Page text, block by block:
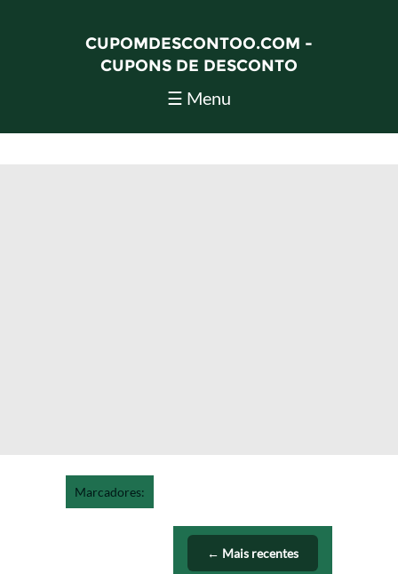
CUPOMDESCONTOO.COM -
CUPONS DE DESCONTO
☰ Menu
Marcadores:
← Mais recentes